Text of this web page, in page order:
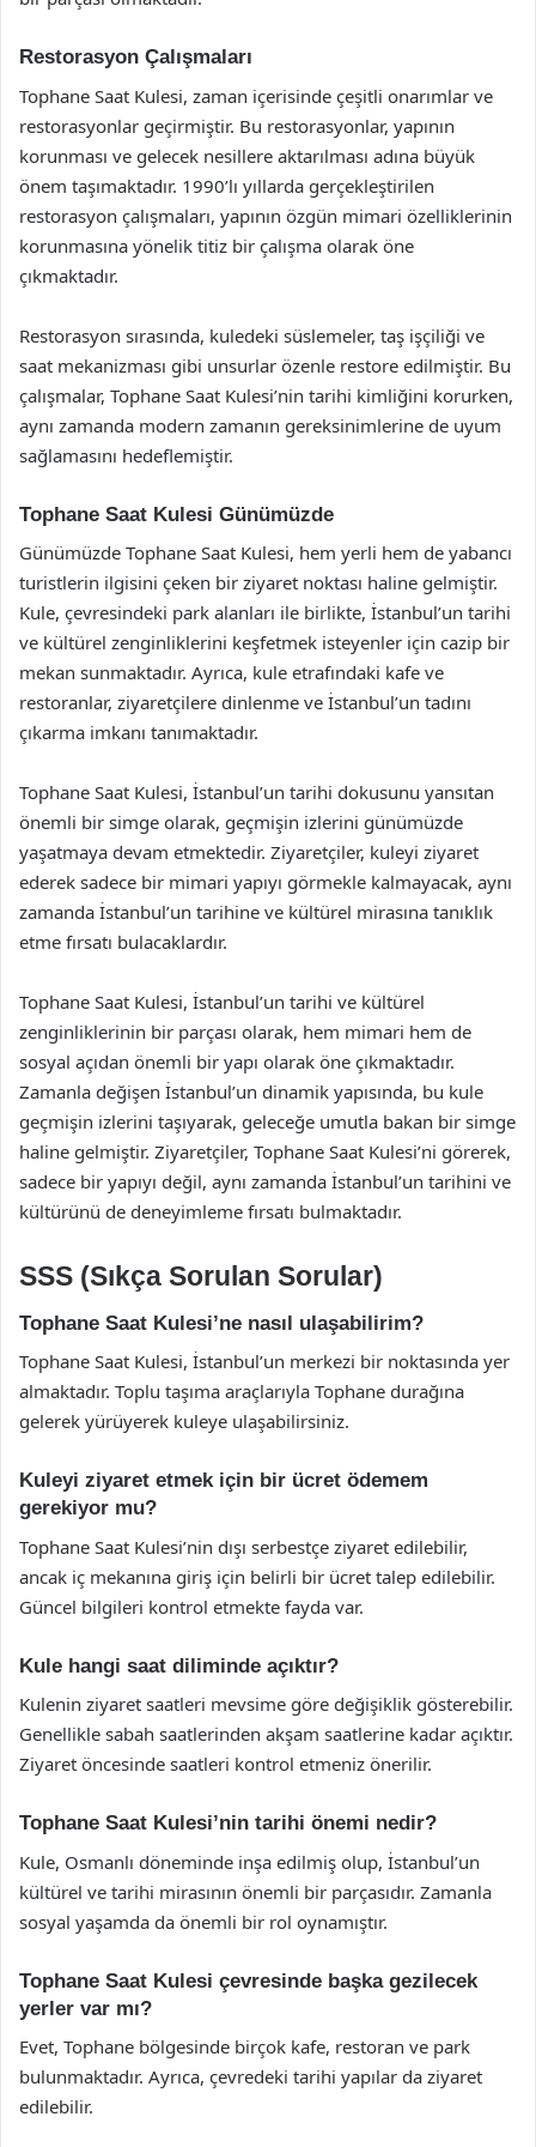
Restorasyon Çalışmaları
Tophane Saat Kulesi, zaman içerisinde çeşitli onarımlar ve
restorasyonlar geçirmiştir. Bu restorasyonlar, yapının
korunması ve gelecek nesillere aktarılması adına büyük
önem taşımaktadır. 1990’lı yıllarda gerçekleştirilen
restorasyon çalışmaları, yapının özgün mimari özelliklerinin
korunmasına yönelik titiz bir çalışma olarak öne
çıkmaktadır.
Restorasyon sırasında, kuledeki süslemeler, taş işçiliği ve
saat mekanizması gibi unsurlar özenle restore edilmiştir. Bu
çalışmalar, Tophane Saat Kulesi’nin tarihi kimliğini korurken,
aynı zamanda modern zamanın gereksinimlerine de uyum
sağlamasını hedeflemiştir.
Tophane Saat Kulesi Günümüzde
Günümüzde Tophane Saat Kulesi, hem yerli hem de yabancı
turistlerin ilgisini çeken bir ziyaret noktası haline gelmiştir.
Kule, çevresindeki park alanları ile birlikte, İstanbul’un tarihi
ve kültürel zenginliklerini keşfetmek isteyenler için cazip bir
mekan sunmaktadır. Ayrıca, kule etrafındaki kafe ve
restoranlar, ziyaretçilere dinlenme ve İstanbul’un tadını
çıkarma imkanı tanımaktadır.
Tophane Saat Kulesi, İstanbul’un tarihi dokusunu yansıtan
önemli bir simge olarak, geçmişin izlerini günümüzde
yaşatmaya devam etmektedir. Ziyaretçiler, kuleyi ziyaret
ederek sadece bir mimari yapıyı görmekle kalmayacak, aynı
zamanda İstanbul’un tarihine ve kültürel mirasına tanıklık
etme fırsatı bulacaklardır.
Tophane Saat Kulesi, İstanbul’un tarihi ve kültürel
zenginliklerinin bir parçası olarak, hem mimari hem de
sosyal açıdan önemli bir yapı olarak öne çıkmaktadır.
Zamanla değişen İstanbul’un dinamik yapısında, bu kule
geçmişin izlerini taşıyarak, geleceğe umutla bakan bir simge
haline gelmiştir. Ziyaretçiler, Tophane Saat Kulesi’ni görerek,
sadece bir yapıyı değil, aynı zamanda İstanbul’un tarihini ve
kültürünü de deneyimleme fırsatı bulmaktadır.
SSS (Sıkça Sorulan Sorular)
Tophane Saat Kulesi’ne nasıl ulaşabilirim?
Tophane Saat Kulesi, İstanbul’un merkezi bir noktasında yer
almaktadır. Toplu taşıma araçlarıyla Tophane durağına
gelerek yürüyerek kuleye ulaşabilirsiniz.
Kuleyi ziyaret etmek için bir ücret ödemem
gerekiyor mu?
Tophane Saat Kulesi’nin dışı serbestçe ziyaret edilebilir,
ancak iç mekanına giriş için belirli bir ücret talep edilebilir.
Güncel bilgileri kontrol etmekte fayda var.
Kule hangi saat diliminde açıktır?
Kulenin ziyaret saatleri mevsime göre değişiklik gösterebilir.
Genellikle sabah saatlerinden akşam saatlerine kadar açıktır.
Ziyaret öncesinde saatleri kontrol etmeniz önerilir.
Tophane Saat Kulesi’nin tarihi önemi nedir?
Kule, Osmanlı döneminde inşa edilmiş olup, İstanbul’un
kültürel ve tarihi mirasının önemli bir parçasıdır. Zamanla
sosyal yaşamda da önemli bir rol oynamıştır.
Tophane Saat Kulesi çevresinde başka gezilecek
yerler var mı?
Evet, Tophane bölgesinde birçok kafe, restoran ve park
bulunmaktadır. Ayrıca, çevredeki tarihi yapılar da ziyaret
edilebilir.